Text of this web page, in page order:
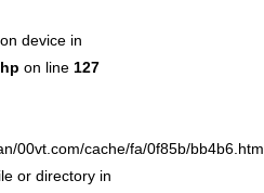
device in
on line 127
00vt.com/cache/fa/0f85b/
or directory in